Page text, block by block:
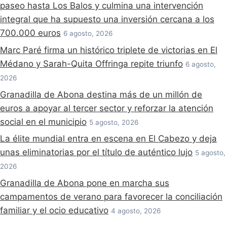
paseo hasta Los Balos y culmina una intervención
integral que ha supuesto una inversión cercana a los
700.000 euros 6 agosto, 2026
Marc Paré firma un histórico triplete de victorias en El
Médano y Sarah-Quita Offringa repite triunfo 6 agosto,
2026
Granadilla de Abona destina más de un millón de
euros a apoyar al tercer sector y reforzar la atención
social en el municipio 5 agosto, 2026
La élite mundial entra en escena en El Cabezo y deja
unas eliminatorias por el título de auténtico lujo 5 agosto,
2026
Granadilla de Abona pone en marcha sus
campamentos de verano para favorecer la conciliación
familiar y el ocio educativo 4 agosto, 2026